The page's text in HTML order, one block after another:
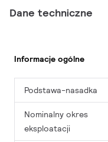
Dane techniczne
Informacje ogólne
Podstawa-nasadka
Nominalny okres
eksploatacji